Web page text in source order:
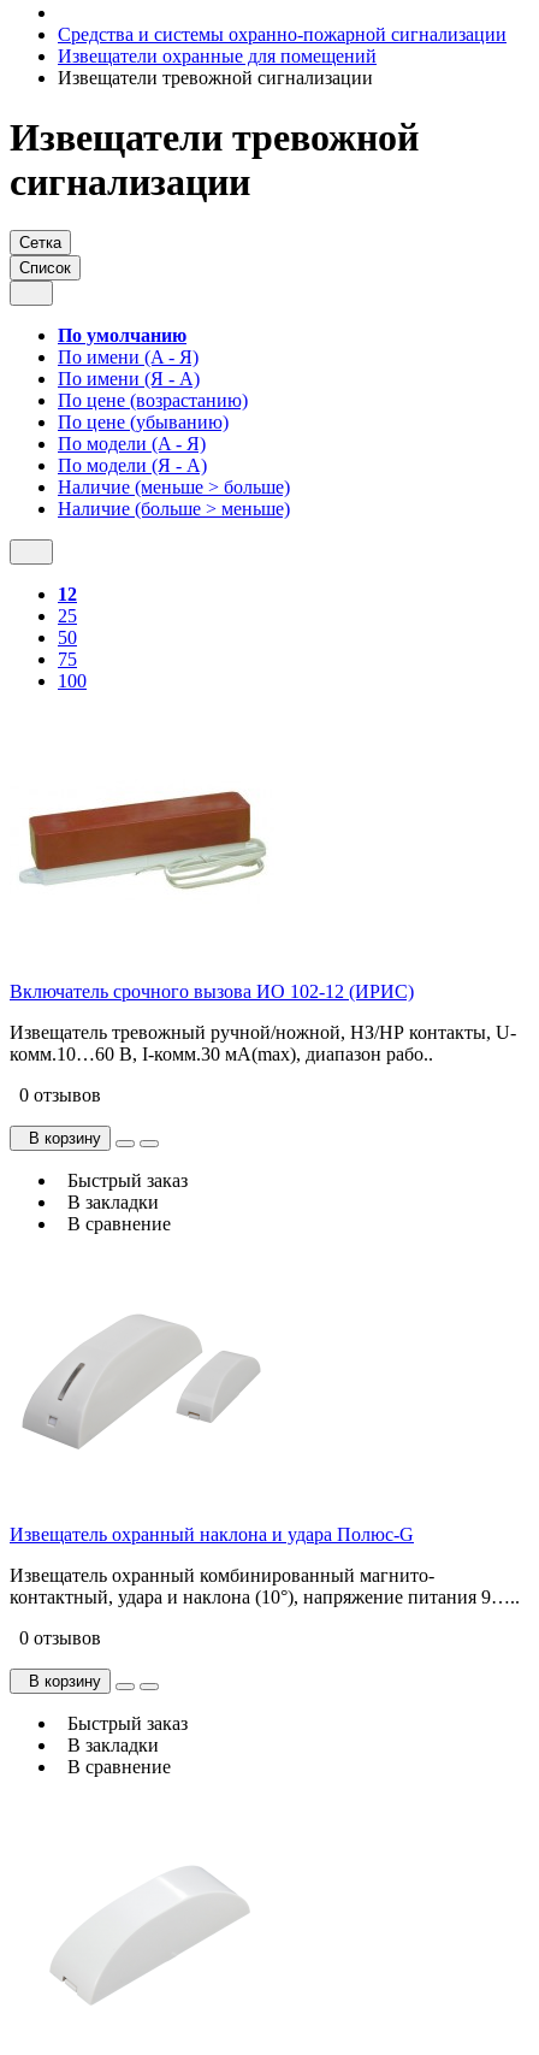
Средства и системы охранно-пожарной сигнализации
Извещатели охранные для помещений
Извещатели тревожной сигнализации
Извещатели тревожной
сигнализации
Сетка
Список
По умолчанию
По имени (A - Я)
По имени (Я - A)
По цене (возрастанию)
По цене (убыванию)
По модели (A - Я)
По модели (Я - A)
Наличие (меньше > больше)
Наличие (больше > меньше)
12
25
50
75
100
Включатель срочного вызова ИО 102-12 (ИРИС)
Извещатель тревожный ручной/ножной, НЗ/НР контакты, U-
комм.10…60 В, I-комм.30 мА(max), диапазон рабо..
0 отзывов
В корзину
Быстрый заказ
В закладки
В сравнение
Извещатель охранный наклона и удара Полюс-G
Извещатель охранный комбинированный магнито-
контактный, удара и наклона (10°), напряжение питания 9…..
0 отзывов
В корзину
Быстрый заказ
В закладки
В сравнение